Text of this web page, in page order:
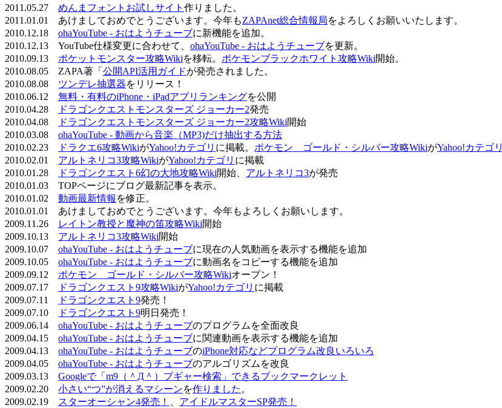
2011.05.27 めんまフォントお試しサイト 作りました。
2011.01.01 あけましておめでとうございます。今年もZAPAnet総合情報局をよろしくお願いいたします。
2010.12.18 ohaYouTube - おはようチューブに新機能を追加。
2010.12.13 YouTube仕様変更に合わせて、 ohaYouTube - おはようチューブを更新。
2010.09.13 ポケットモンスター攻略Wikiを移転。 ポケモンブラックホワイト攻略Wiki開始。
2010.08.05 ZAPA著「 公開API活用ガイドが発売されました。
2010.08.08 ツンデレ抽選器をリリース！
2010.06.12 無料・有料のiPhone・iPadアプリランキングを公開
2010.04.28
ドラゴンクエストモンスターズ ジョーカー2発売
2010.04.08
ドラゴンクエストモンスターズ ジョーカー2攻略Wiki開始
2010.03.08 ohaYouTube - 動画から音楽（MP3)だけ抽出する方法
2010.02.23
ドラクエ6攻略WikiがYahoo!カテゴリ に掲載。 ポケモン ゴールド・シルバー攻略WikiがYahoo!カテゴリ
2010.02.01 アルトネリコ3攻略WikiがYahoo!カテゴリ に掲載
2010.01.28
ドラゴンクエスト6幻の大地攻略Wiki開始、 アルトネリコ3が発売
2010.01.03 TOPページにブログ最新記事を表示。
2010.01.02 動画最新情報 を修正。
2010.01.01 あけましておめでとうございます。今年もよろしくお願いします。
2009.11.26
レイトン教授と魔神の笛攻略Wiki開始
2009.10.13 アルトネリコ3攻略Wiki開始
2009.10.07 ohaYouTube - おはようチューブに現在の人気動画を表示する機能を追加
2009.10.05 ohaYouTube - おはようチューブに動画名をコピーする機能を追加
2009.09.12 ポケモン ゴールド・シルバー攻略Wikiオープン！
2009.07.17
ドラゴンクエスト9攻略WikiがYahoo!カテゴリ に掲載
2009.07.11
ドラゴンクエスト9発売！
2009.07.10
ドラゴンクエスト9明日発売！
2009.06.14 ohaYouTube - おはようチューブのプログラムを全面改良
2009.04.15 ohaYouTube - おはようチューブに関連動画を表示する機能を追加
2009.04.13 ohaYouTube - おはようチューブのiPhone対応などプログラム改良いろいろ
2009.04.05 ohaYouTube - おはようチューブのアルゴリズムを改良
2009.03.13 Googleで「m9（＾Д＾）プギャー検索」できるブックマークレット
2009.02.20 小さい“つ”が消えるマシーンを作りました 。
2009.02.19
スターオーシャン4発売！
アイドルマスターSP発売！